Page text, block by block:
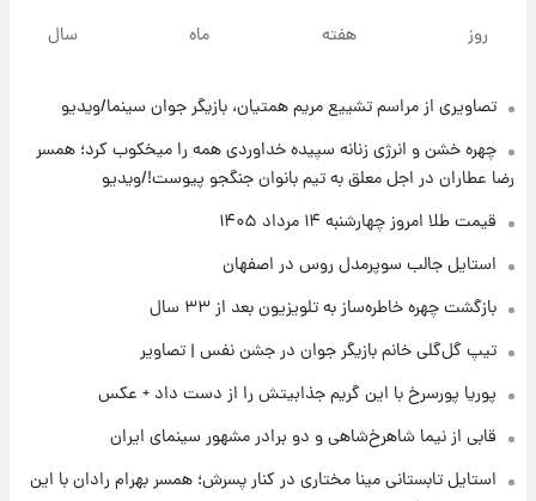
هسته‌ای در آسمان ظاهر شد
۲۰ ساعت پیش
کرد
۲۲ ساعت پیش
۱۴۰۵/ نرخ‌ها ثابت ماند؟ +جدول
علی مطهری: اجرای کامل تفاهم‌نامه اسلام‌آباد،
۲۲ ساعت پیش
واکنش تند تاکر کارلسون به حمله آمریکا به
مدرسه میناب؛ «باید سیلی محکمی به صورت
روز هفته ماه سال
تصاویری از مراسم تشییع مریم همتیان، بازیگر جوان سینما/ویدیو
چهره خشن و انرژی زنانه سپیده خداوردی همه را میخکوب کرد؛ همسر
رضا عطاران در اجل معلق به تیم بانوان جنگجو پیوست!/ویدیو
قیمت طلا امروز چهارشنبه ۱۴ مرداد ۱۴۰۵
استایل جالب سوپرمدل روس در اصفهان
بازگشت چهره خاطره‌ساز به تلویزیون بعد از ۳۳ سال
تیپ گل‌گلی خانم بازیگر جوان در جشن نفس | تصاویر
پوریا پورسرخ با این گریم جذابیتش را از دست داد + عکس
قابی از نیما شاهرخ‌شاهی و دو برادر مشهور سینمای ایران
استایل تابستانی مینا مختاری در کنار پسرش؛ همسر بهرام رادان با این